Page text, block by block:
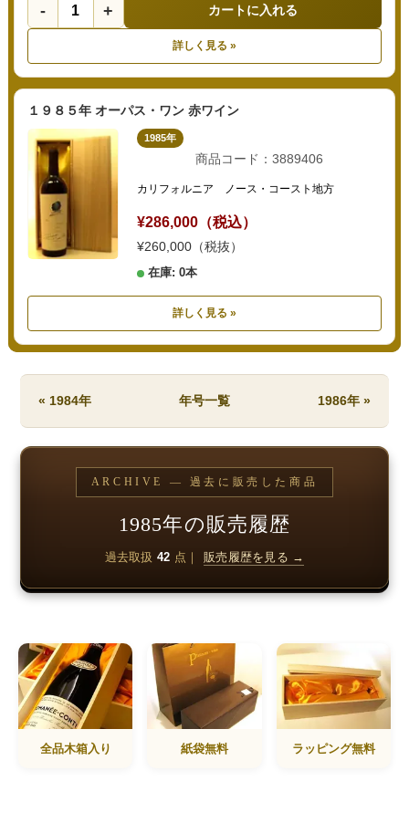
- + カートに入れる
詳しく見る »
１９８５年 オーパス・ワン 赤ワイン
1985年
商品コード：3889406
カリフォルニア ノース・コースト地方
¥286,000（税込）
¥260,000（税抜）
在庫: 0本
詳しく見る »
« 1984年 年号一覧 1986年 »
ARCHIVE — 過去に販売した商品
1985年の販売履歴
過去取扱 42 点｜ 販売履歴を見る →
全品木箱入り 紙袋無料 ラッピング無料